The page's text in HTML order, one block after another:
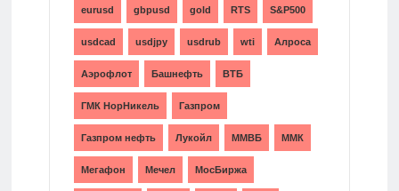
eurusd gbpusd gold RTS S&P500
usdcad usdjpy usdrub wti Алроса
Аэрофлот Башнефть ВТБ
ГМК НорНикель Газпром
Газпром нефть Лукойл ММВБ ММК
Мегафон Мечел МосБиржа